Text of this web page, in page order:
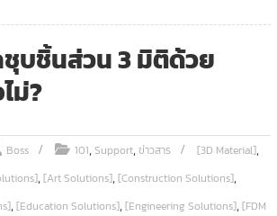
บชิ้นส่วน 3 มิติด้วย
ม่?
Boss 101,Support,ข่าวสาร [3D Material],
,[Art Solutions],[Construction Solutions],
,[Education Solutions],[Engineering Solutions],[FDM